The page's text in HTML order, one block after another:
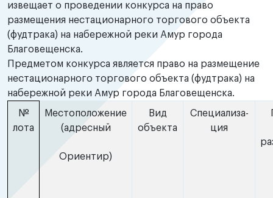
извещает о проведении конкурса на право
размещения нестационарного торгового объекта
(фудтрака) на набережной реки Амур города
Благовещенска.
Предметом конкурса является право на размещение
нестационарного торгового объекта (фудтрака) на
набережной реки Амур города Благовещенска.
№
лота
Местоположение
(адресный
Ориентир)
Вид
объекта
Специализа-
ция